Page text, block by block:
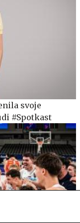
svoje
#Spotkast